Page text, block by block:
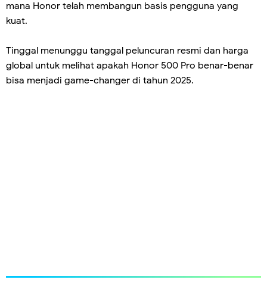
mana Honor telah membangun basis pengguna yang
kuat.
Tinggal menunggu tanggal peluncuran resmi dan harga
global untuk melihat apakah Honor 500 Pro benar-benar
bisa menjadi game-changer di tahun 2025.